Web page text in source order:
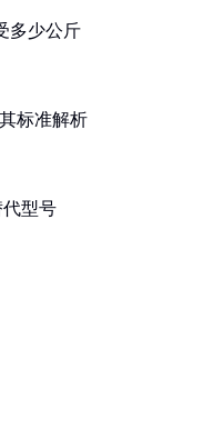
多少公斤
标准解析
代型号